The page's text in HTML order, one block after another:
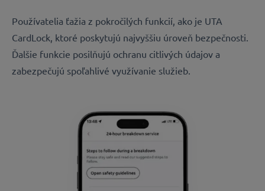
Používatelia ťažia z pokročilých funkcií, ako je UTA
CardLock, ktoré poskytujú najvyššiu úroveň bezpečnosti.
Ďalšie funkcie posilňujú ochranu citlivých údajov a
zabezpečujú spoľahlivé využívanie služieb.